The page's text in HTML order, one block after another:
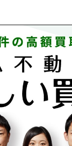
サービス内容
孤独死物件買取
自殺物件買取
殺人物件買取
ゴミ屋敷物件買取